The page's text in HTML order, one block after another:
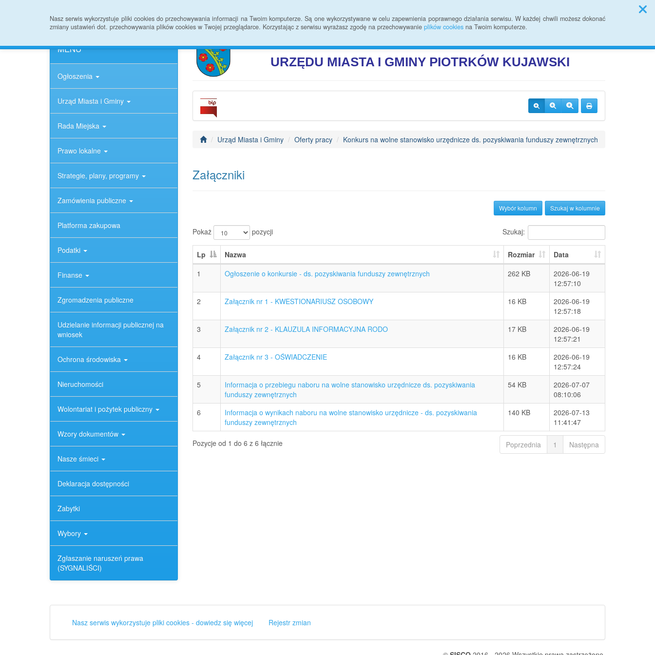
Nasz serwis wykorzystuje pliki cookies do przechowywania informacji na Twoim komputerze. Są one wykorzystywane w celu zapewnienia poprawnego działania serwisu. W każdej chwili możesz dokonać
zmiany ustawień dot. przechowywania plików cookies w Twojej przeglądarce. Korzystając z serwisu wyrażasz zgodę na przechowywanie plików cookies na Twoim komputerze.
Przycisk wyszukaj duży
MENU
Ogłoszenia
Urząd Miasta i Gminy
Rada Miejska
Prawo lokalne
Strategie, plany, programy
Zamówienia publiczne
Platforma zakupowa
Podatki
Finanse
Zgromadzenia publiczne
Udzielanie informacji publicznej na
wniosek
Ochrona środowiska
Nieruchomości
Wolontariat i pożytek publiczny
Wzory dokumentów
Nasze śmieci
Deklaracja dostępności
Zabytki
Wybory
Zgłaszanie naruszeń prawa
(SYGNALIŚCI)
BIULETYN INFORMACJI PUBLICZNEJ
URZĘDU MIASTA I GMINY PIOTRKÓW KUJAWSKI
Urząd Miasta i Gminy Oferty pracy Konkurs na wolne stanowisko urzędnicze ds. pozyskiwania funduszy zewnętrznych
Załączniki
Szukaj w kolumnie
Wybór kolumn
Pokaż pozycji Szukaj:
Lp Nazwa Rozmiar
Data
1
Ogłoszenie o konkursie - ds. pozyskiwania funduszy zewnętrznych 262 KB
2026-06-19
12:57:10
2
Załącznik nr 1 - KWESTIONARIUSZ OSOBOWY 16 KB
2026-06-19
12:57:18
3
Załącznik nr 2 - KLAUZULA INFORMACYJNA RODO 17 KB
2026-06-19
12:57:21
4
Załącznik nr 3 - OŚWIADCZENIE 16 KB
2026-06-19
12:57:24
5
Informacja o przebiegu naboru na wolne stanowisko urzędnicze ds. pozyskiwania
funduszy zewnętrznych
54 KB
2026-07-07
08:10:06
6
Informacja o wynikach naboru na wolne stanowisko urzędnicze - ds. pozyskiwania
funduszy zewnętrznych
140 KB
2026-07-13
11:41:47
Pozycje od 1 do 6 z 6 łącznie Poprzednia 1 Następna
Nasz serwis wykorzystuje pliki cookies - dowiedz się więcej Rejestr zmian